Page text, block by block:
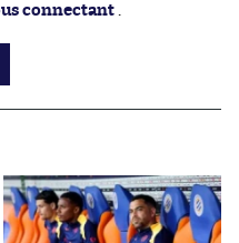
connectant